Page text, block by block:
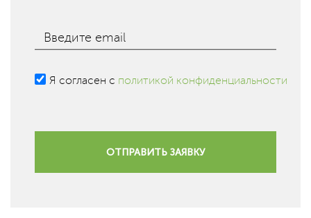
Введите email
Я согласен с политикой конфиденциальности
ОТПРАВИТЬ ЗАЯВКУ